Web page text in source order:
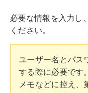
必要な情報を入力し
ください。
ユーザー名とパス
する際に必要です。
メモなどに控え、